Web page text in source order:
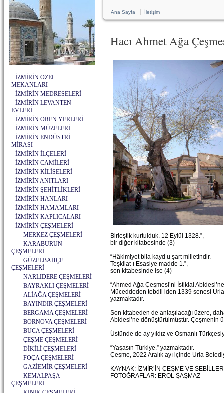
İZMİRİN ÖZEL
MEKANLARI
İZMİRİN MEDRESELERİ
İZMİRİN LEVANTEN
EVLERİ
İZMİRİN ÖREN YERLERİ
İZMİRİN MÜZELERİ
İZMİRİN ENDÜSTRİ
MİRASI
İZMİRİN İLÇELERİ
İZMİRİN CAMİLERİ
İZMİRİN KİLİSELERİ
İZMİRİN ANITLARI
İZMİRİN ŞEHİTLİKLERİ
İZMİRİN HANLARI
İZMİRİN HAMAMLARI
İZMİRİN KAPLICALARI
İZMİRİN ÇEŞMELERİ
MERKEZ ÇEŞMELERİ
KARABURUN
ÇEŞMELERİ
GÜZELBAHÇE
ÇEŞMELERİ
NARLIDERE ÇEŞMELERİ
BAYRAKLI ÇEŞMELERİ
ALİAĞA ÇEŞMELERİ
BAYINDIR ÇEŞMELERİ
BERGAMA ÇEŞMELERİ
BORNOVA ÇEŞMELERİ
BUCA ÇEŞMELERİ
ÇEŞME ÇEŞMELERİ
DİKİLİ ÇEŞMELERİ
FOÇA ÇEŞMELERİ
GAZİEMİR ÇEŞMELERİ
KEMALPAŞA
ÇEŞMELERİ
Ana Sayfa İletişim
Hacı Ahmet Ağa
Birleştik kurtulduk. 12 Eylül 1328.”,
bir diğer kitabesinde (3)
“Hâkimiyet bila kayd u şart milletindir.
Teşkilat-ı Esasiye madde 1.”,
son kitabesinde ise (4)
“Ahmed Ağa Çeşmesi’ni İstiklal
Müceddeden tebdil iden 1339 senesi
yazmaktadır.
Son kitabeden de anlaşılacağı üzere,
Abidesi’ne dönüştürülmüştür. Çeşmenin
Üstünde de ay yıldız ve Osmanlı
“Yaşasın Türkiye.” yazmaktadır.
Çeşme, 2022 Aralık ayı içinde Urla
KAYNAK: İZMİR’İN ÇEŞME VE
FOTOĞRAFLAR: EROL ŞAŞMAZ